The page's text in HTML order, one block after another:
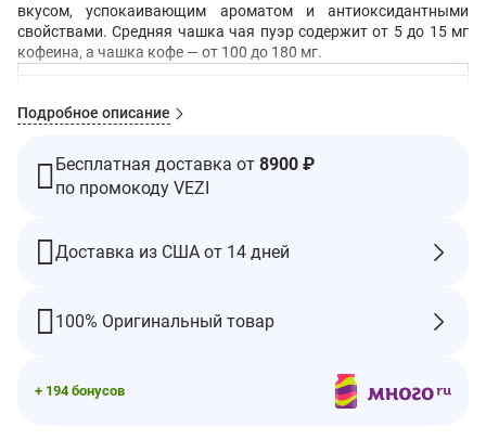
вкусом, успокаивающим ароматом и антиоксидантными
свойствами. Средняя чашка чая пуэр содержит от 5 до 15 мг
кофеина, а чашка кофе — от 100 до 180 мг.
Размер порции: 1 чайный пакетик
Общее количество
жиров
0 г
Общее количество
0 г
** Процент дневной нормы основан на диете в 2000 калорий. Ваши дневные нормы могут быть
Подробное описание
Бесплатная доставка от 8900 ₽
по промокоду VEZI
Доставка из США от 14 дней
100% Оригинальный товар
+ 194 бонусов